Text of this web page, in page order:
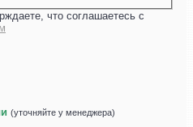
что соглашаетесь с
(уточняйте у менеджера)